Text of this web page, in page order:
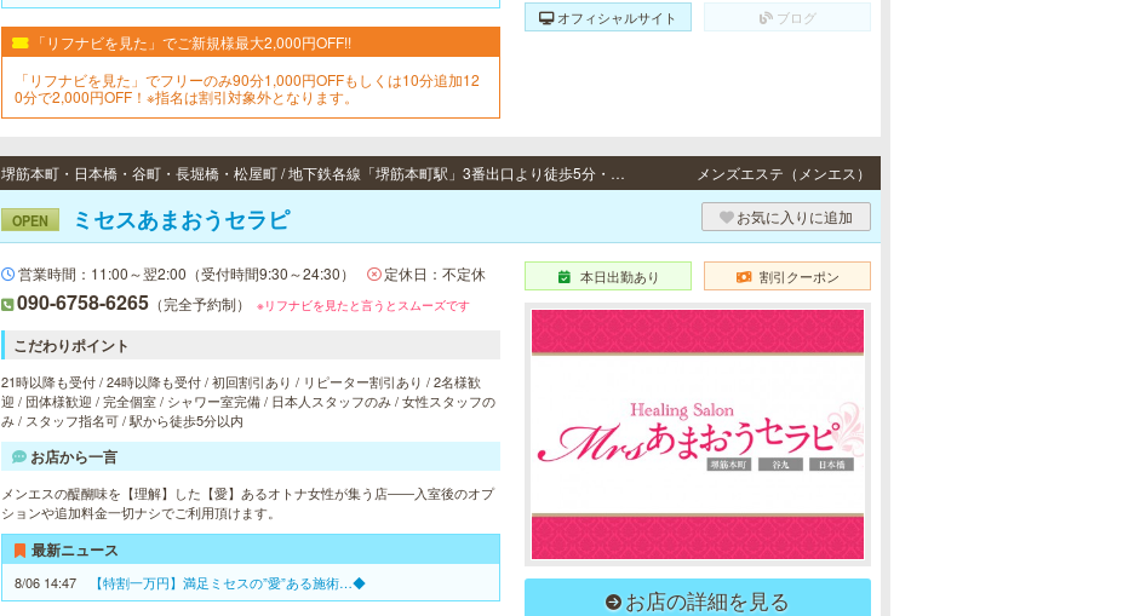
「リフナビを見た」でご新規様最大2,000円OFF!!
「リフナビを見た」でフリーのみ90分1,000円OFFもしくは10分追加12
0分で2,000円OFF！※指名は割引対象外となります。
オフィシャルサイト ブログ
堺筋本町・日本橋・谷町・長堀橋・松屋町 / 地下鉄各線「堺筋本町駅」3番出口より徒歩5分・地下鉄各線「日本橋駅」7番・8番出口より徒歩3分、地下鉄各線「谷町九丁目駅」3番出口より徒歩7分・地下鉄各線「谷町九丁目駅」2番出口より徒歩4分、地下鉄各線「日本橋駅」7番出口より徒歩7分・地下鉄各線「長堀橋駅」2-B・1番出口より徒歩7分、地下鉄長堀鶴見緑地線「松屋町駅」1・2番出口より徒歩9分 メンズエステ（メンエス）
OPEN ミセスあまおうセラピ お気に入りに追加
営業時間：11:00～翌2:00（受付時間9:30～24:30） 定休日：不定休
090-6758-6265 （完全予約制） ※リフナビを見たと言うとスムーズです
こだわりポイント
21時以降も受付 / 24時以降も受付 / 初回割引あり / リピーター割引あり / 2名様歓
迎 / 団体様歓迎 / 完全個室 / シャワー室完備 / 日本人スタッフのみ / 女性スタッフの
み / スタッフ指名可 / 駅から徒歩5分以内
お店から一言
メンエスの醍醐味を【理解】した【愛】あるオトナ女性が集う店――入室後のオプ
ションや追加料金一切ナシでご利用頂けます。
最新ニュース
8/06 14:47 【特割一万円】満足ミセスの”愛”ある施術…◆
本日出勤あり 割引クーポン
お店の詳細を見る